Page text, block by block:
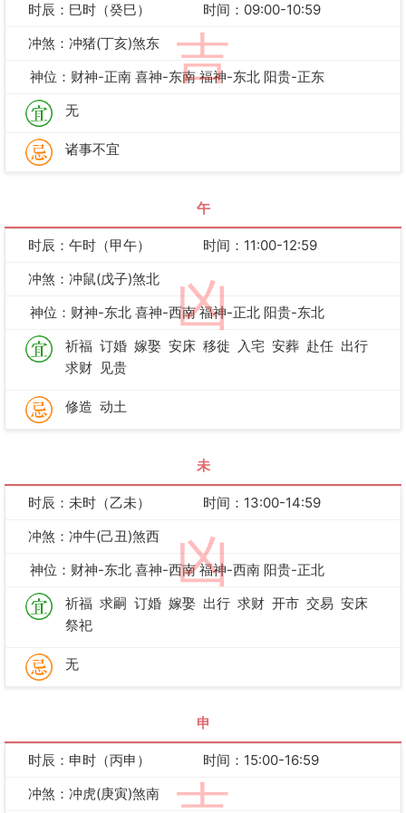
吉
时辰：巳时（癸巳）
时间：09:00-10:59
冲煞：冲猪(丁亥)煞东
神位：财神-正南 喜神-东南 福神-东北 阳贵-正东
无
诸事不宜
午
凶
时辰：午时（甲午）
时间：11:00-12:59
冲煞：冲鼠(戊子)煞北
神位：财神-东北 喜神-西南 福神-正北 阳贵-东北
祈福 订婚 嫁娶 安床 移徙 入宅 安葬 赴任 出行
求财 见贵
修造 动土
未
凶
时辰：未时（乙未）
时间：13:00-14:59
冲煞：冲牛(己丑)煞西
神位：财神-东北 喜神-西南 福神-西南 阳贵-正北
祈福 求嗣 订婚 嫁娶 出行 求财 开市 交易 安床
祭祀
无
申
时辰：申时（丙申）
时间：15:00-16:59
冲煞：冲虎(庚寅)煞南